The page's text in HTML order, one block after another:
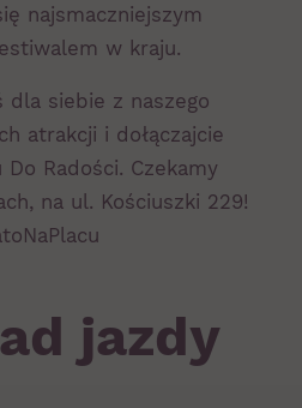
najsmaczniejszym
w kraju.
dla siebie z naszego
atrakcji i dołączajcie
Radości. Czekamy
na ul. Kościuszki 229!
jazdy